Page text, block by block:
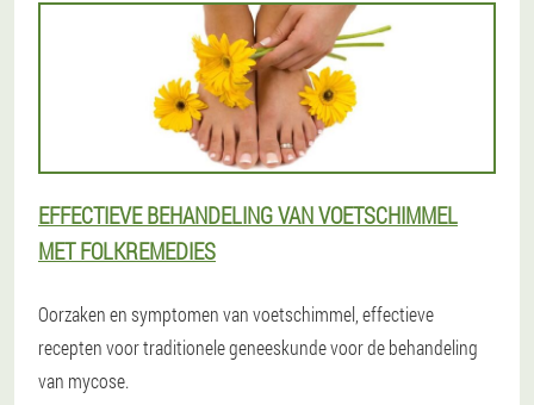
EFFECTIEVE BEHANDELING VAN VOETSCHIMMEL
MET FOLKREMEDIES
Oorzaken en symptomen van voetschimmel, effectieve
recepten voor traditionele geneeskunde voor de behandeling
van mycose.